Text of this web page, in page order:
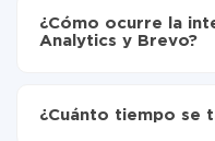
¿Cómo ocurre la
Analytics y Brevo?
Elija qué datos
¿Cuánto tiempo se